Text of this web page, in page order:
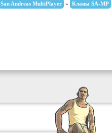
San Andreas MultiPlayer » Кланы SA-MP